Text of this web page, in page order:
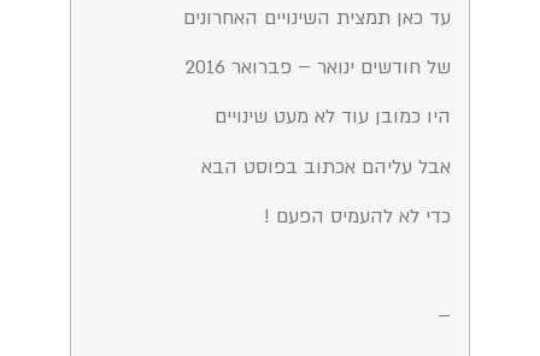
עד כאן תמצית השינויים האחרונים
של חודשים ינואר – פברואר 2016
היו כמובן עוד לא מעט שינויים
אבל עליהם אכתוב בפוסט הבא
כדי לא להעמיס הפעם !
–